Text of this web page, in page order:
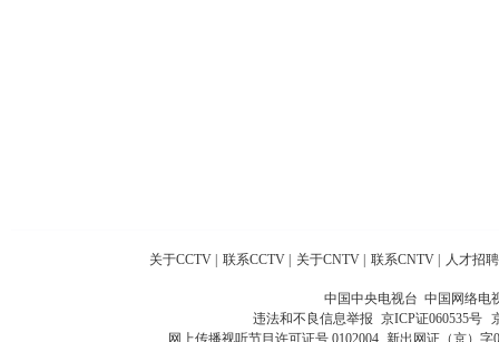
关于CCTV 联系CCTV 关于CNTV 联系CNTV 人才招聘
中国中央电视台 中国网络电
违法和不良信息举报 京ICP证060535号
网上传播视听节目许可证号 0102004 新出网证（京）